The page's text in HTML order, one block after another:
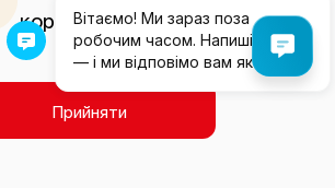
користування.
Прийняти